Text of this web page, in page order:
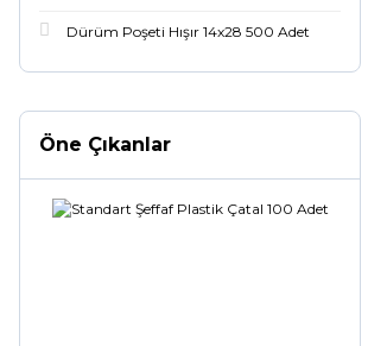
Dürüm Poşeti Hışır 14x28 500 Adet
Öne Çıkanlar